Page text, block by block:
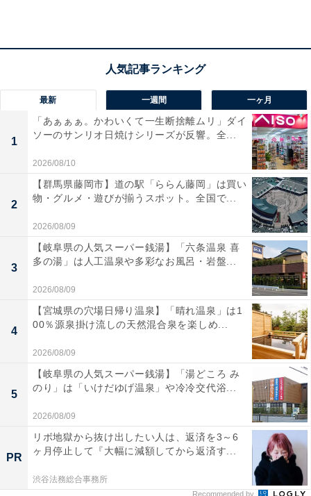
TVで大反響となった「世界一簡単なマカロニグラタン」
グ」、問い合わせが殺到した「夢の大きな焼きプリン」
など、この本でしか見られないレシピを30点収録。2021
年に発売され、絶版となっていた大ベストセラーの復刻
版で、内容は当時と同じまま楽しめます。16ページとコ
ンパクトながら大判で開きやすく、調理中でも見やすい
レシピ本に仕上がっています。
本誌だけのオリジナルカラー「iwaki耐熱調理容
器」
最新 一週間 一ヶ月
1
「あぁぁぁ。かわいくて一生断捨離ムリ」ダイ
ソーのサンリオ日焼けシリーズが反響。全...
2026/08/10
2
【群馬県藤岡市】道の駅「ららん藤岡」は買い
物・グルメ・遊びが揃うスポット。全国で...
2026/08/09
3
【岐阜県の人気スーパー銭湯】「六条温泉 喜
多の湯」は人工温泉や多彩なお風呂・岩盤...
2026/08/09
4
【宮城県の穴場日帰り温泉】「晴れ温泉」は1
00％源泉掛け流しの天然混合泉を楽しめ...
2026/08/09
5
【岐阜県の人気スーパー銭湯】「湯どころ み
のり」は「いけだゆげ温泉」や冷冷交代浴...
2026/08/09
PR
リボ地獄から抜け出したい人は、返済を3～6
ヶ月停止して『大幅に減額してから返済す...
渋谷法務総合事務所
Recommended by